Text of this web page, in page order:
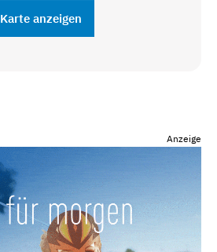
Karte anzeigen
Anzeige